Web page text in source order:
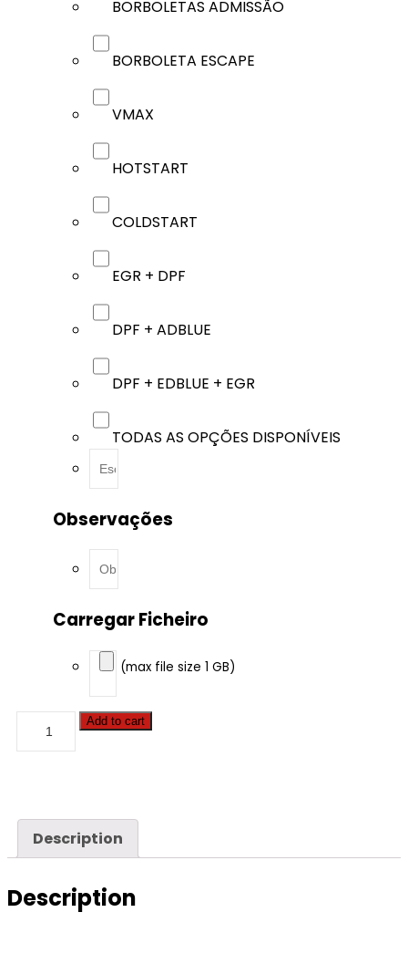
BORBOLETAS ADMISSÃO
BORBOLETA ESCAPE
VMAX
HOTSTART
COLDSTART
EGR + DPF
DPF + ADBLUE
DPF + EDBLUE + EGR
TODAS AS OPÇÕES DISPONÍVEIS
Observações
Carregar Ficheiro
(max file size 1 GB)
X3
quantity
Add to cart
Description
Description